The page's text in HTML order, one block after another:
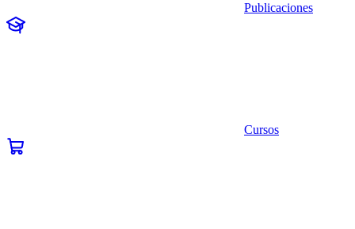
Publicaciones
Cursos